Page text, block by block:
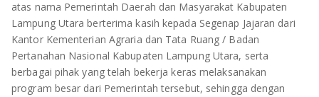
atas nama Pemerintah Daerah dan Masyarakat Kabupaten
Lampung Utara berterima kasih kepada Segenap Jajaran dari
Kantor Kementerian Agraria dan Tata Ruang / Badan
Pertanahan Nasional Kabupaten Lampung Utara, serta
berbagai pihak yang telah bekerja keras melaksanakan
program besar dari Pemerintah tersebut, sehingga dengan